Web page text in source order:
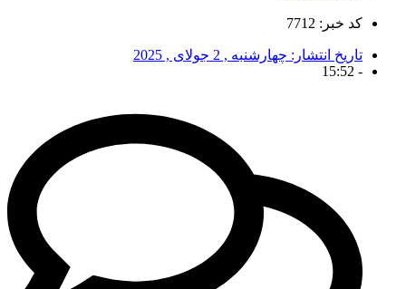
کد خبر: 7712
تاریخ انتشار: چهارشنبه , 2 جولای , 2025
-
15:52